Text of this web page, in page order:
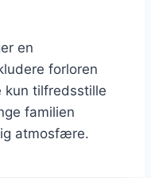
en
forloren
kun tilfredsstille
familien
atmosfære.